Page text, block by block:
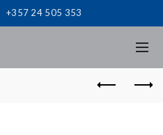
+357 24 505 353